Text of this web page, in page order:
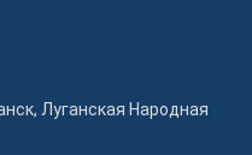
Луганская Народная